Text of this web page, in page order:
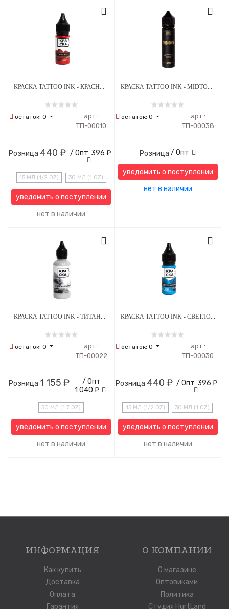
КРАСКА TATTOO INK - КРАСНАЯ КАЛИНА
остаток: 0
арт.:
ТП-00010
Розница 440 ₽ / Опт 396 ₽
15 МЛ (1/2 OZ) 30 МЛ (1 OZ)
уведомить о поступлении
нет в наличии
КРАСКА TATTOO INK - MIDTONE ЦВЕТ СЕТА ГРЕЙВОШЕЙ А.ЛУКЬЯНОВА 60 МЛ
остаток:0
арт.:
ТП-00038
Розница / Опт
уведомить о поступлении
нет в наличии
КРАСКА TATTOO INK - ТИТАНОВЫЙ СЕРЫЙ
остаток: 0
арт.:
ТП-00022
Розница 1 155 ₽
/ Опт
1 040 ₽
50 МЛ (1.7 OZ)
уведомить о поступлении
нет в наличии
КРАСКА TATTOO INK - СВЕТЛО-СИНИЙ ВАСИЛЕК
остаток:0
арт.:
ТП-00030
Розница 440 ₽ / Опт 396 ₽
15 МЛ (1/2 OZ) 30 МЛ (1 OZ)
уведомить о поступлении
нет в наличии
ИНФОРМАЦИЯ
Как купить
Доставка
Оплата
Гарантия
О КОМПАНИИ
О магазине
Оптовиками
Политика
Студия HurtLand